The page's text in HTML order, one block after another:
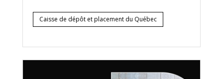
Caisse de dépôt et placement du Québec